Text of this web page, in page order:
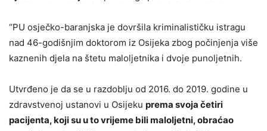
“PU osječko-baranjska je dovršila kriminalističku istragu
nad 46-godišnjim doktorom iz Osijeka zbog počinjenja više
kaznenih djela na štetu maloljetnika i dvoje punoljetnih.
Utvrđeno je da se u razdoblju od 2016. do 2019. godine u
zdravstvenoj ustanovi u Osijeku prema svoja četiri
pacijenta, koji su u to vrijeme bili maloljetni, obraćao